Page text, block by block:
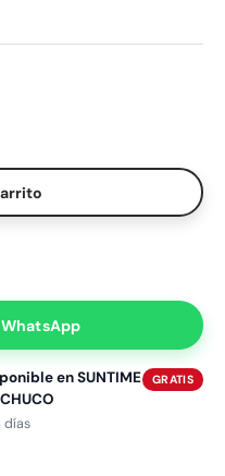
combinar con otros descuentos.
WhatsApp
enSUNTIME
GRATIS
días